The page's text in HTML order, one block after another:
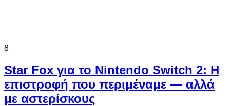
8
Star Fox για το Nintendo Switch 2: Η
επιστροφή που περιμέναμε — αλλά
με αστερίσκους